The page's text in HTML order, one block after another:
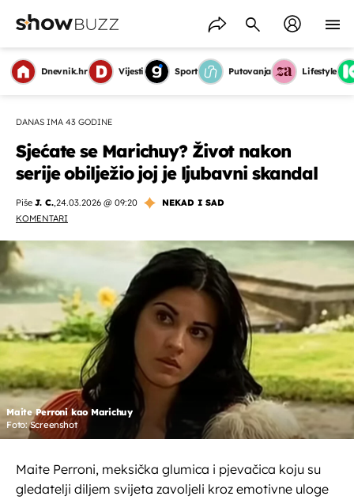
Dnevnik.hr Vijesti Sport Putovanja Lifestyle
DANAS IMA 43 GODINE
Sjećate se Marichuy? Život nakon
serije obilježio joj je ljubavni skandal
Piše J. C.,24.03.2026 @ 09:20
NEKAD I SAD
KOMENTARI
Maite Perroni kao Marichuy
Foto: Screenshot
Maite Perroni, meksička glumica i pjevačica koju su
gledatelji diljem svijeta zavoljeli kroz emotivne uloge
OMOGUĆI OBAVIJESTI